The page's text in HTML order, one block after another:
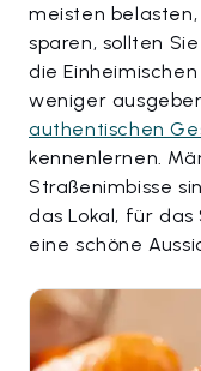
meisten belasten,
sparen, sollten
die
weniger
authentischen
kennenlernen.
Straßenimbisse
das Lokal, für
eine schöne